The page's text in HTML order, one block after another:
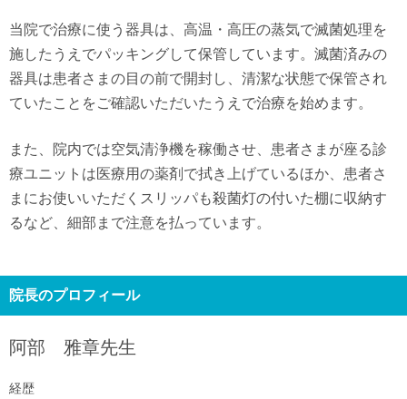
当院で治療に使う器具は、高温・高圧の蒸気で滅菌処理を
施したうえでパッキングして保管しています。滅菌済みの
器具は患者さまの目の前で開封し、清潔な状態で保管され
ていたことをご確認いただいたうえで治療を始めます。
また、院内では空気清浄機を稼働させ、患者さまが座る診
療ユニットは医療用の薬剤で拭き上げているほか、患者さ
まにお使いいただくスリッパも殺菌灯の付いた棚に収納す
るなど、細部まで注意を払っています。
院長のプロフィール
阿部 雅章先生
経歴